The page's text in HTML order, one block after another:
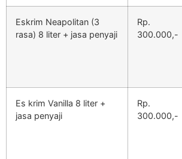
Eskrim Neapolitan (3
rasa) 8 liter + jasa penyaji
Rp.
300.000,-
Es krim Vanilla 8 liter +
jasa penyaji
Rp.
300.000,-